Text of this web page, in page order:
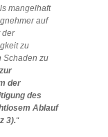
mangelhaft
auf
der
zu
Schaden zu
der
des
Ablauf
3).“